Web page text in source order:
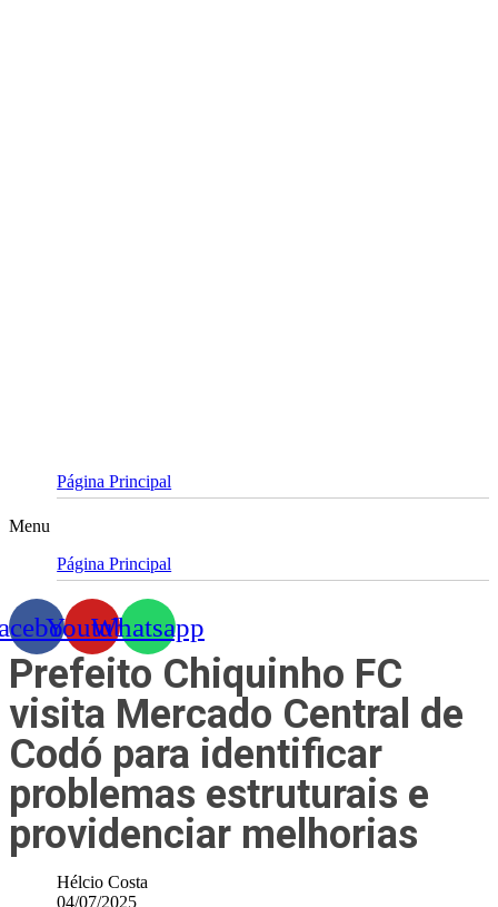
Página Principal
Menu
Página Principal
YoutubeWhatsapp
Prefeito Chiquinho FC
visita Mercado Central de
Codó para identificar
problemas estruturais e
providenciar melhorias
Hélcio Costa
04/07/2025